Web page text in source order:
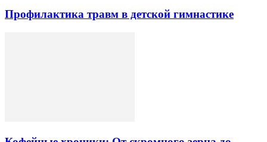
Профилактика травм в детской гимнастике